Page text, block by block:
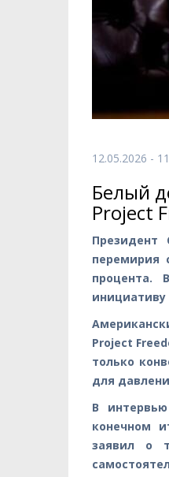
12.05.2026 -
Белый
Project
Президент
перемирия
процента.
Project
только
для
В
конечном
заявил о